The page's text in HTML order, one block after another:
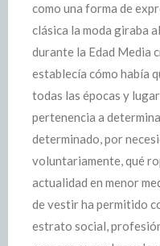
como una forma de
clásica la moda giraba
durante la Edad Media
establecía cómo había
todas las épocas y
pertenencia a
determinado, por
voluntariamente, qué
actualidad en menor
de vestir ha permitido
estrato social,